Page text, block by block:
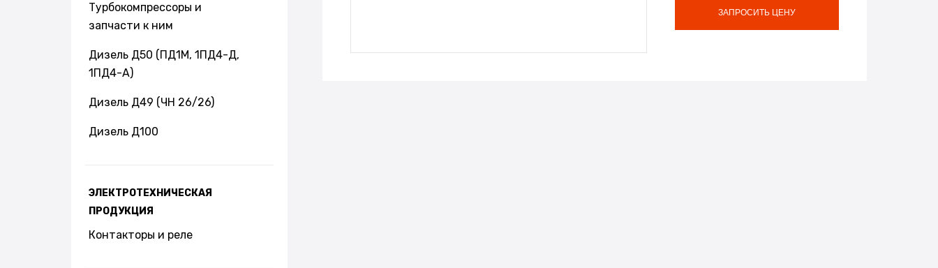
Турбокомпрессоры и
запчасти к ним
Дизель Д50 (ПД1М, 1ПД4-Д,
1ПД4-А)
Дизель Д49 (ЧН 26/26)
Дизель Д100
ЭЛЕКТРОТЕХНИЧЕСКАЯ
ПРОДУКЦИЯ
Контакторы и реле
ЗАПРОСИТЬ ЦЕНУ